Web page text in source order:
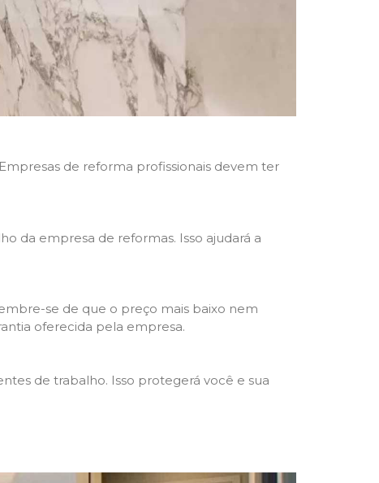
de reforma profissionais devem ter
da empresa de reformas. Isso ajudará a
se de que o preço mais baixo nem
oferecida pela empresa.
de trabalho. Isso protegerá você e sua